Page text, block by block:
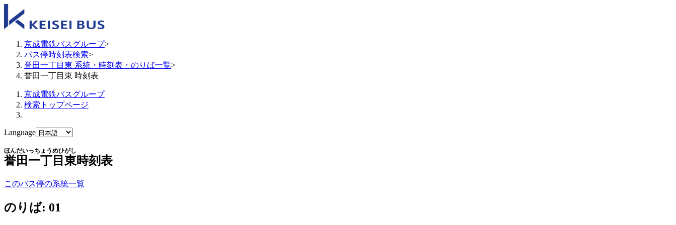
京成電鉄バスグループ>
バス停時刻表検索>
誉田一丁目東 系統・時刻表・のりば一覧>
誉田一丁目東 時刻表
京成電鉄バスグループ
検索トップページ
Language
誉田一丁目東
ほんだいっちょうめひがし
時刻表
このバス停の系統一覧
のりば: 01